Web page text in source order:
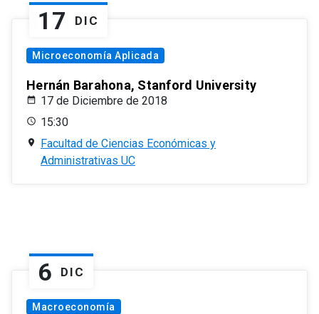
17 DIC
Microeconomía Aplicada
Hernán Barahona, Stanford University
17 de Diciembre de 2018
15:30
Facultad de Ciencias Económicas y
Administrativas UC
6 DIC
Macroeconomía